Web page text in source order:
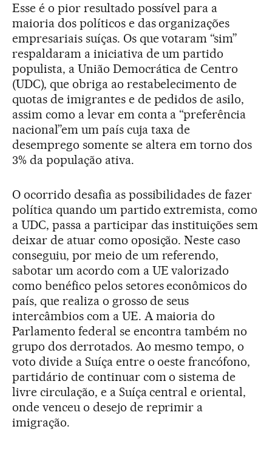
Esse é o pior resultado possível para a
maioria dos políticos e das organizações
empresariais suíças. Os que votaram “sim”
respaldaram a iniciativa de um partido
populista, a União Democrática de Centro
(UDC), que obriga ao restabelecimento de
quotas de imigrantes e de pedidos de asilo,
assim como a levar em conta a “preferência
nacional”em um país cuja taxa de
desemprego somente se altera em torno dos
3% da população ativa.
O ocorrido desafia as possibilidades de fazer
política quando um partido extremista, como
a UDC, passa a participar das instituições sem
deixar de atuar como oposição. Neste caso
conseguiu, por meio de um referendo,
sabotar um acordo com a UE valorizado
como benéfico pelos setores econômicos do
país, que realiza o grosso de seus
intercâmbios com a UE. A maioria do
Parlamento federal se encontra também no
grupo dos derrotados. Ao mesmo tempo, o
voto divide a Suíça entre o oeste francófono,
partidário de continuar com o sistema de
livre circulação, e a Suíça central e oriental,
onde venceu o desejo de reprimir a
imigração.